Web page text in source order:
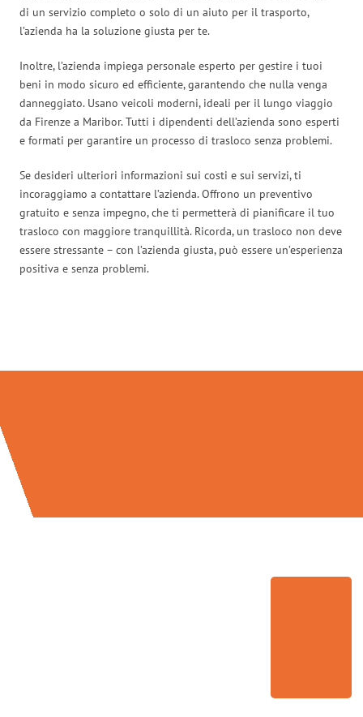
di un servizio completo o solo di un aiuto per il trasporto,
l’azienda ha la soluzione giusta per te.
Inoltre, l’azienda impiega personale esperto per gestire i tuoi
beni in modo sicuro ed efficiente, garantendo che nulla venga
danneggiato. Usano veicoli moderni, ideali per il lungo viaggio
da Firenze a Maribor. Tutti i dipendenti dell’azienda sono esperti
e formati per garantire un processo di trasloco senza problemi.
Se desideri ulteriori informazioni sui costi e sui servizi, ti
incoraggiamo a contattare l’azienda. Offrono un preventivo
gratuito e senza impegno, che ti permetterà di pianificare il tuo
trasloco con maggiore tranquillità. Ricorda, un trasloco non deve
essere stressante – con l’azienda giusta, può essere un’esperienza
positiva e senza problemi.